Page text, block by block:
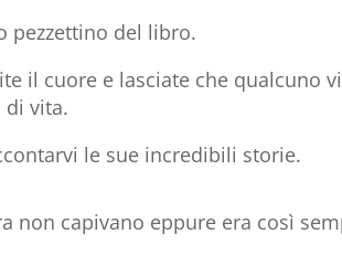
pezzettino del libro.
il cuore e lasciate che qualcuno
di vita.
le sue incredibili storie.
non capivano eppure era così